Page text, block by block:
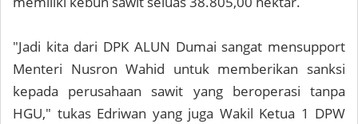
"Jadi kita dari DPK ALUN Dumai sangat mensupport
Menteri Nusron Wahid untuk memberikan sanksi
kepada perusahaan sawit yang beroperasi tanpa
HGU," tukas Edriwan yang juga Wakil Ketua 1 DPW